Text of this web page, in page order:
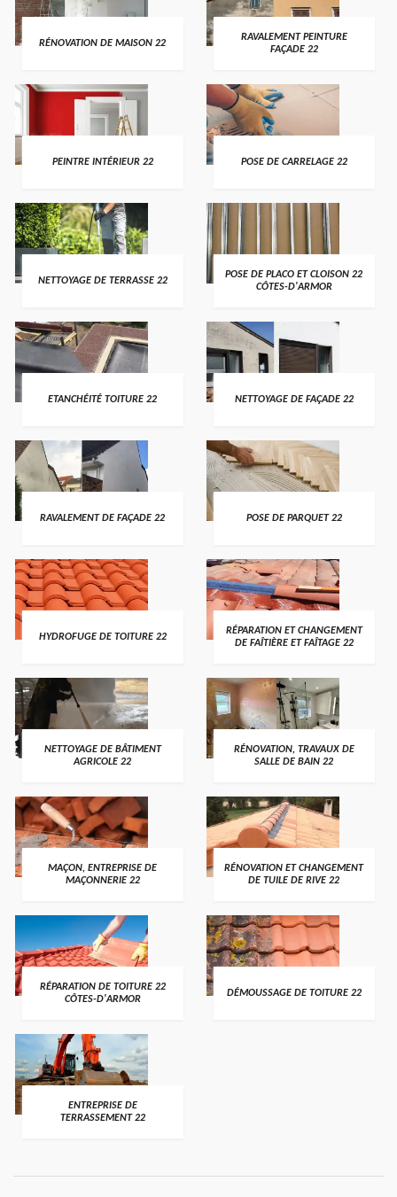
RÉNOVATION DE MAISON 22
RAVALEMENT PEINTURE
FAÇADE 22
PEINTRE INTÉRIEUR 22 POSE DE CARRELAGE 22
NETTOYAGE DE TERRASSE 22
POSE DE PLACO ET CLOISON 22
CÔTES-D'ARMOR
ETANCHÉITÉ TOITURE 22 NETTOYAGE DE FAÇADE 22
RAVALEMENT DE FAÇADE 22 POSE DE PARQUET 22
HYDROFUGE DE TOITURE 22
RÉPARATION ET CHANGEMENT
DE FAÎTIÈRE ET FAÎTAGE 22
NETTOYAGE DE BÂTIMENT
AGRICOLE 22
RÉNOVATION, TRAVAUX DE
SALLE DE BAIN 22
MAÇON, ENTREPRISE DE
MAÇONNERIE 22
RÉNOVATION ET CHANGEMENT
DE TUILE DE RIVE 22
RÉPARATION DE TOITURE 22
CÔTES-D'ARMOR
DÉMOUSSAGE DE TOITURE 22
ENTREPRISE DE
TERRASSEMENT 22